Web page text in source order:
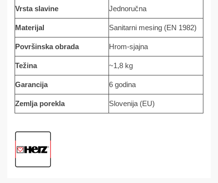
Vrsta slavine Jednoručna
Materijal Sanitarni mesing (EN 1982)
Površinska obrada Hrom-sjajna
Težina ~1,8 kg
Garancija 6 godina
Zemlja porekla Slovenija (EU)